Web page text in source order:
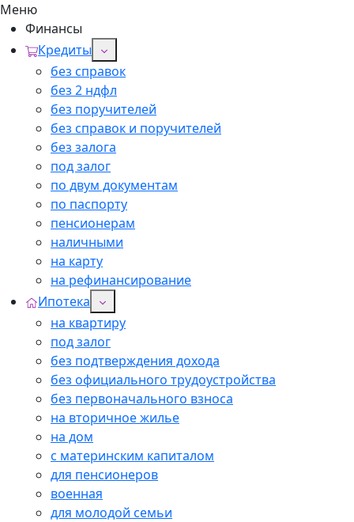
Меню
Финансы
Кредиты
без справок
без 2 ндфл
без поручителей
без справок и поручителей
без залога
под залог
по двум документам
по паспорту
пенсионерам
наличными
на карту
на рефинансирование
Ипотека
на квартиру
под залог
без подтверждения дохода
без официального трудоустройства
без первоначального взноса
на вторичное жилье
на дом
с материнским капиталом
для пенсионеров
военная
для молодой семьи